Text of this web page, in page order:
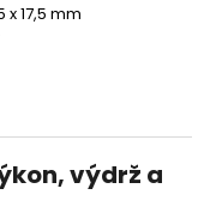
x 17,5 mm
výdrž a